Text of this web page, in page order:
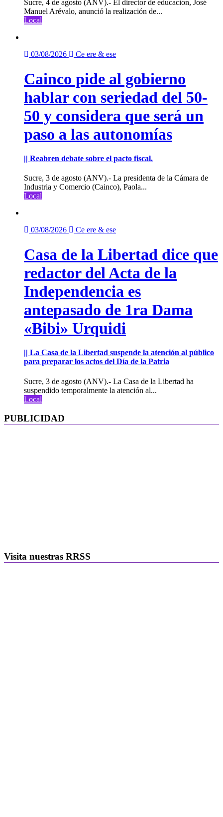
Sucre, 4 de agosto (ANV).- El director de educación, José
Manuel Arévalo, anunció la realización de...
Local
03/08/2026 Ce ere & ese
Cainco pide al gobierno
hablar con seriedad del 50-
50 y considera que será un
paso a las autonomías
|| Reabren debate sobre el pacto fiscal.
Sucre, 3 de agosto (ANV).- La presidenta de la Cámara de
Industria y Comercio (Cainco), Paola...
Local
03/08/2026 Ce ere & ese
Casa de la Libertad dice que
redactor del Acta de la
Independencia es
antepasado de 1ra Dama
«Bibi» Urquidi
|| La Casa de la Libertad suspende la atención al público
para preparar los actos del Día de la Patria
Sucre, 3 de agosto (ANV).- La Casa de la Libertad ha
suspendido temporalmente la atención al...
Local
PUBLICIDAD
Visita nuestras RRSS